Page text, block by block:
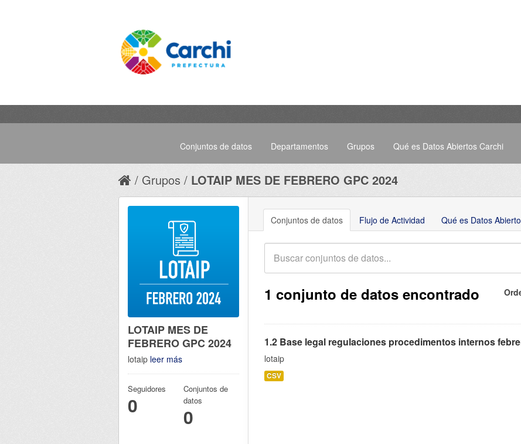
Conjuntos de datos Departamentos Grupos Qué es Datos Abiertos Carchi
Grupos LOTAIP MES DE FEBRERO GPC 2024
Conjuntos de datos Flujo de Actividad Qué es Datos
1 conjunto de datos encontrado
1.2 Base legal regulaciones procedimentos internos
lotaip
CSV
LOTAIP MES DE
FEBRERO GPC 2024
lotaip leer más
Seguidores
0
Conjuntos de
datos
0